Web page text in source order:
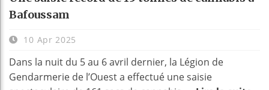
Bafoussam
10 Apr 2025
Dans la nuit du 5 au 6 avril dernier, la Légion de
Gendarmerie de l’Ouest a effectué une saisie